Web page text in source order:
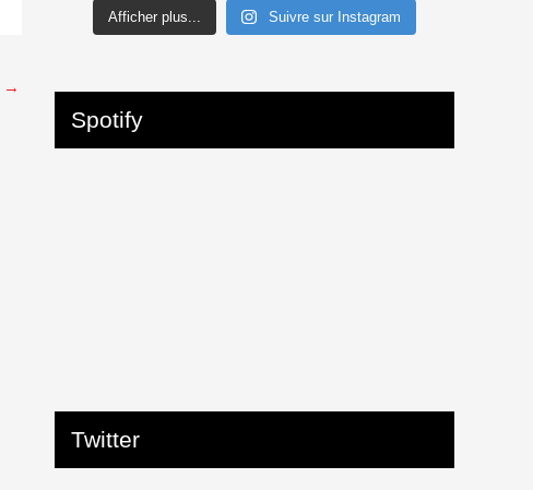
→
Afficher plus... Suivre sur Instagram
Spotify
Twitter